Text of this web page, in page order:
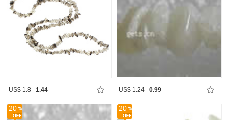
US$ 1.8 1.44 US$ 1.24 0.99
20 20